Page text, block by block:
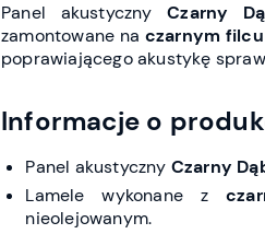
Panel akustycznyCzarny
zamontowane na czarnym
poprawiającego akustykę
Informacje o
Panel akustyczny Czarny
Lamele wykonane z
nieolejowanym.